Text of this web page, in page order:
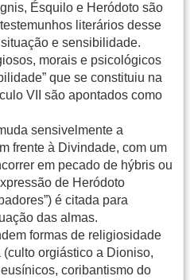
Ésquilo e Heródoto são
literários desse
e sensibilidade.
morais e psicológicos
que se constituiu na
VII são apontados como
sensivelmente a
frente à Divindade, com um
em pecado de hýbris ou
de Heródoto
é citada para
das almas.
formas de religiosidade
orgiástico a Dioniso,
coribantismo do